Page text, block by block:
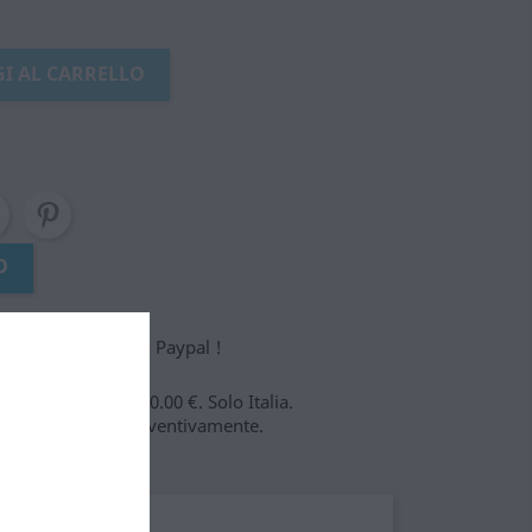
AL CARRELLO
di credito o con Paypal !
da importi > 80.00 €. Solo Italia.
chiamare preventivamente.